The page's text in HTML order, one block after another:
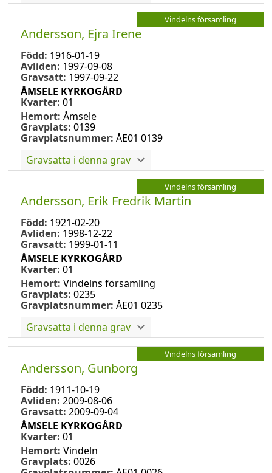
Vindelns församling
Andersson, Ejra Irene
Född: 1916-01-19
Avliden: 1997-09-08
Gravsatt: 1997-09-22
ÅMSELE KYRKOGÅRD
Kvarter: 01
Hemort: Åmsele
Gravplats: 0139
Gravplatsnummer: ÅE01 0139
Gravsatta i denna grav
Vindelns församling
Andersson, Erik Fredrik Martin
Född: 1921-02-20
Avliden: 1998-12-22
Gravsatt: 1999-01-11
ÅMSELE KYRKOGÅRD
Kvarter: 01
Hemort: Vindelns församling
Gravplats: 0235
Gravplatsnummer: ÅE01 0235
Gravsatta i denna grav
Vindelns församling
Andersson, Gunborg
Född: 1911-10-19
Avliden: 2009-08-06
Gravsatt: 2009-09-04
ÅMSELE KYRKOGÅRD
Kvarter: 01
Hemort: Vindeln
Gravplats: 0026